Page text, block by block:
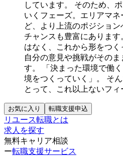
しています。
そのため、
いくフェーズ。エリアマ
ど、より上流のポジショ
チャンスも豊富にあります
はなく、これから形をつく
自分の意見や挑戦がその
す。
「決まった環境で働
境をつくっていく」。
そ
とって、これ以上ないフィ
お気に入り 転職支援申込
リユース転職とは
求人を探す
無料キャリア相談
ー転職支援サービス